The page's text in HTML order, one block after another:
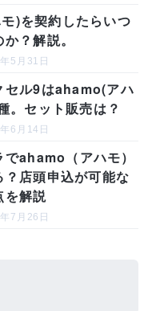
)を契約したらいつ
？解説。
5月31日
セル9はahamo(アハ
。セット販売は？
6月14日
でahamo（アハモ）
？店頭申込が可能な
を解説
7月26日